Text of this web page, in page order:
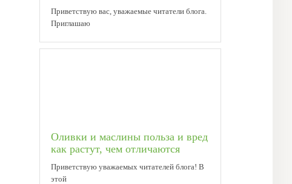
Приветствую вас, уважаемые читатели блога.
Приглашаю
Оливки и маслины польза и вред
как растут, чем отличаются
Приветствую уважаемых читателей блога! В
этой